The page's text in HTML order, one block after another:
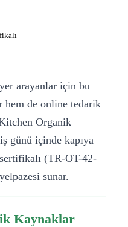
arayanlar için bu
hem de online tedarik
Organik
günü içinde kapıya
(TR-OT-42-
sunar.
Kaynaklar